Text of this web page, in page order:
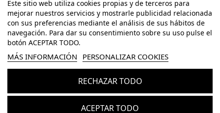
Este sitio web utiliza cookies propias y de terceros para
mejorar nuestros servicios y mostrarle publicidad relacionada
con sus preferencias mediante el análisis de sus hábitos de
navegación. Para dar su consentimiento sobre su uso pulse el
botón ACEPTAR TODO.
MÁS INFORMACIÓN PERSONALIZAR COOKIES
RECHAZAR TODO
ACEPTAR TODO